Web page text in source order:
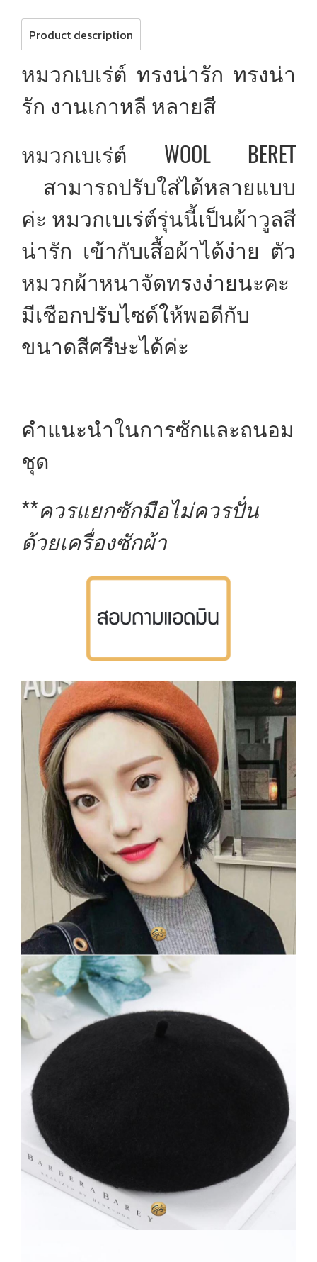
Product description
หมวกเบเร่ต์ ทรงน่ารัก ทรงน่า
รัก งานเกาหลี หลายสี
หมวกเบเร่ต์ WOOL BERET
สามารถปรับใส่ได้หลายแบบ
ค่ะ หมวกเบเร่ต์รุ่นนี้เป็นผ้าวูลสี
น่ารัก เข้ากับเสื้อผ้าได้ง่าย ตัว
หมวกผ้าหนาจัดทรงง่ายนะคะ
มีเชือกปรับไซด์ให้พอดีกับ
ขนาดสีศรีษะได้ค่ะ
คำแนะนำในการซักและถนอม
ชุด
**ควรแยกซักมือไม่ควรปั่น
ด้วยเครื่องซักผ้า